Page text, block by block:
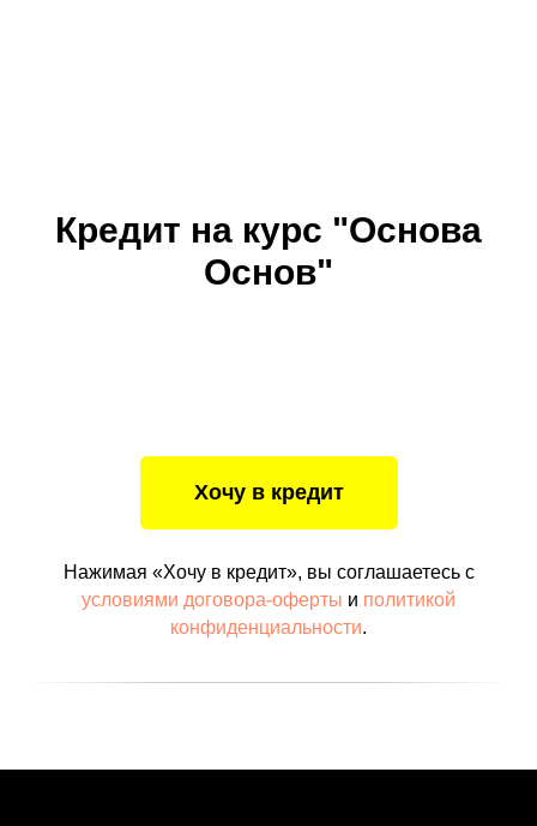
Кредит на курс "Основа
Основ"
Нажимая «Хочу в кредит», вы соглашаетесь с
условиями договора-оферты и политикой
конфиденциальности.